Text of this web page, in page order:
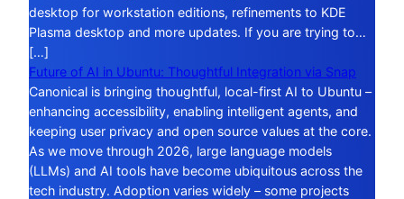
desktop for workstation editions, refinements to KDE
Plasma desktop and more updates. If you are trying to…
[…]
Future of AI in Ubuntu: Thoughtful Integration via Snap
Canonical is bringing thoughtful, local-first AI to Ubuntu –
enhancing accessibility, enabling intelligent agents, and
keeping user privacy and open source values at the core.
As we move through 2026, large language models
(LLMs) and AI tools have become ubiquitous across the
tech industry. Adoption varies widely – some projects